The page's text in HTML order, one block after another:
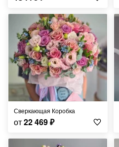
Сверкающая Коробка
от22 469₽